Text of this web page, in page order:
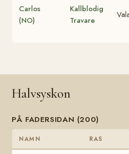
Carlos
(NO)
Kallblodig
Travare
Halvsyskon
PÅ FADERSIDAN (200)
NAMN RAS